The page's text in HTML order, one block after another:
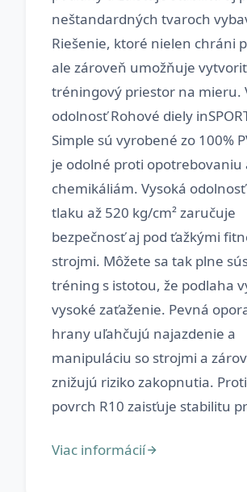
neštandardných tvaroch
Riešenie, ktoré nielen chráni
ale zároveň umožňuje
tréningový priestor na mieru.
odolnosť Rohové diely
Simple sú vyrobené zo 100%
je odolné proti opotrebovaniu
chemikáliám. Vysoká
tlaku až 520 kg/cm² zaručuje
bezpečnosť aj pod ťažkými
strojmi. Môžete sa tak plne
tréning s istotou, že podlaha
vysoké zaťaženie. Pevná
hrany uľahčujú najazdenie a
manipuláciu so strojmi a
znižujú riziko zakopnutia.